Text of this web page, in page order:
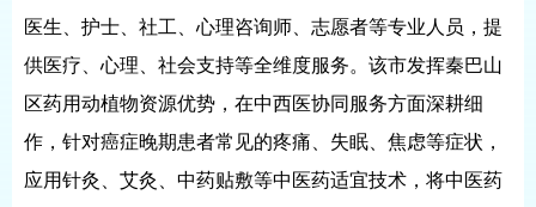
医生、护士、社工、心理咨询师、志愿者等专业人员，提
供医疗、心理、社会支持等全维度服务。该市发挥秦巴山
区药用动植物资源优势，在中西医协同服务方面深耕细
作，针对癌症晚期患者常见的疼痛、失眠、焦虑等症状，
应用针灸、艾灸、中药贴敷等中医药适宜技术，将中医药